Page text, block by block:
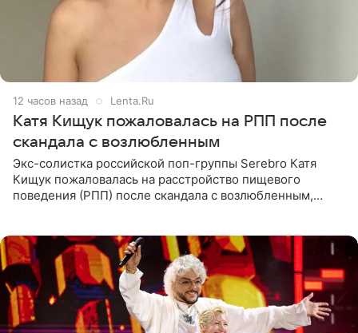
12 часов назад Lenta.Ru
Катя Кищук пожаловалась на РПП после
скандала с возлюбленным
Экс-солистка российской поп-группы Serebro Катя
Кищук пожаловалась на расстройство пищевого
поведения (РПП) после скандала с возлюбленным,